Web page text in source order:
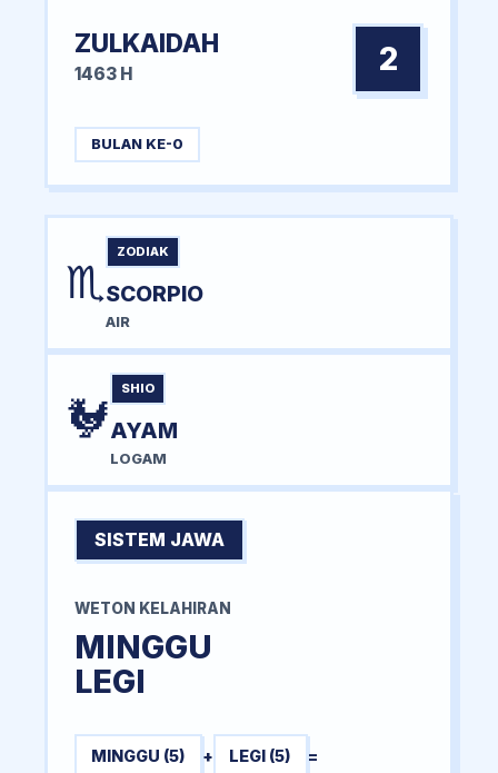
ZULKAIDAH
1463 H 2
BULAN KE-0
♏
ZODIAK
SCORPIO
AIR
🐓
SHIO
AYAM
LOGAM
SISTEM JAWA
WETON KELAHIRAN
MINGGU
LEGI
MINGGU (5) + LEGI (5) =